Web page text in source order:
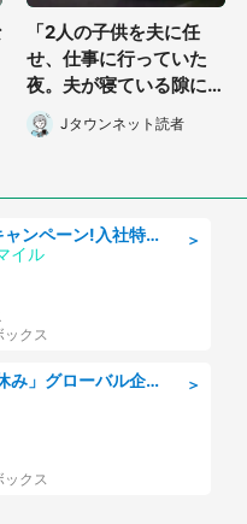
「2人の子供を夫に任
せ、仕事に行っていた
夜。夫が寝ている隙に2
歳の我が子が居なくな
り...」（北海道・40代
Jタウンネット読者
＞
2026年転職応援キャンペーン!入社特典58万円/デンソーで働こう!自動車工場で小型部品の検査業務 denso aichi
イル
ックス
＞
9月開始/「土日祝休み」グローバル企業での産業保健のお仕事/保健師/高時給/残業なし/服装自由
ックス